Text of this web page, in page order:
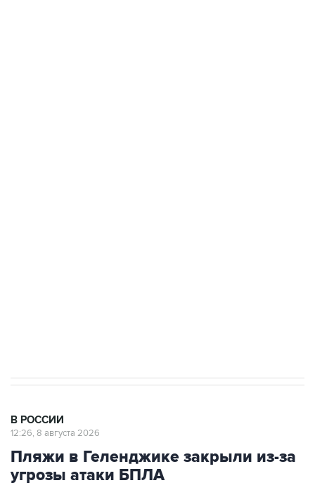
В РОССИИ
12:26, 8 августа 2026
Пляжи в Геленджике закрыли из-за
угрозы атаки БПЛА